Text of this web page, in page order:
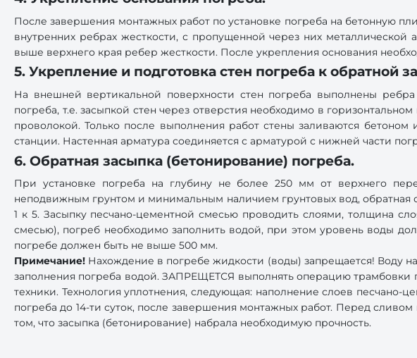
После завершения монтажных работ по установке погреба на бетонную
внутренних ребрах жесткости, с пропущенной через них
выше верхнего края ребер жесткости. После укрепления основания
5. Укрепление и подготовка стен погреба к обратной
На внешней вертикальной поверхности стен погреба выполнены
погреба, т.е. засыпкой стен через отверстия необходимо в
проволокой. Только после выполнения работ стены заливаются
станции. Настенная арматура соединяется с арматурой с нижней части
6. Обратная засыпка (бетонирование) погреба.
При установке погреба на глубину не более 250 мм от верхнего
неподвижным грунтом и минимальным наличием грунтовых вод, обратная
1 к 5. Засыпку песчано-цементной смесью проводить слоями, толщина
смесью), погреб необходимо заполнить водой, при этом уровень воды
погребе должен быть не выше 500 мм.
Примечание! Нахождение в погребе жидкости (воды) запрещается! Воду
заполнения погреба водой. ЗАПРЕЩЕТСЯ выполнять операцию трамбовки
техники. Технология уплотнения, следующая: наполнение слоев
погреба до 14-ти суток, после завершения монтажных работ. Перед
том, что засыпка (бетонирование) набрала необходимую прочность.